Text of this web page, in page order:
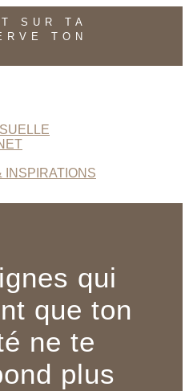
SUR TA
TON
INSPIRATIONS
qui
que ton
ne te
plus